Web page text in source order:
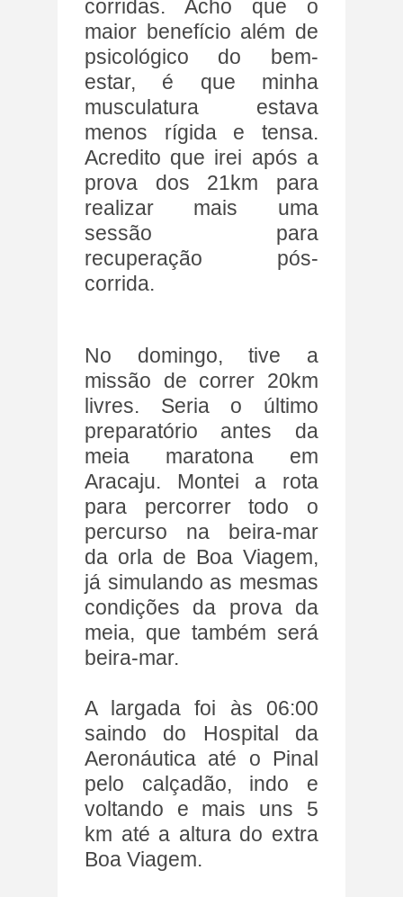
corridas. Acho que o
maior benefício além de
psicológico do bem-
estar, é que minha
musculatura estava
menos rígida e tensa.
Acredito que irei após a
prova dos 21km para
realizar mais uma
sessão para
recuperação pós-
corrida.
No domingo, tive a
missão de correr 20km
livres. Seria o último
preparatório antes da
meia maratona em
Aracaju. Montei a rota
para percorrer todo o
percurso na beira-mar
da orla de Boa Viagem,
já simulando as mesmas
condições da prova da
meia, que também será
beira-mar.
A largada foi às 06:00
saindo do Hospital da
Aeronáutica até o Pinal
pelo calçadão, indo e
voltando e mais uns 5
km até a altura do extra
Boa Viagem.